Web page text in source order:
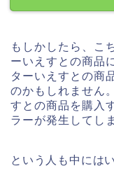
もしかしたら、こ
ーいえすとの商品
ターいえすとの商
のかもしれません
すとの商品を購入
ラーが発生してし
という人も中には